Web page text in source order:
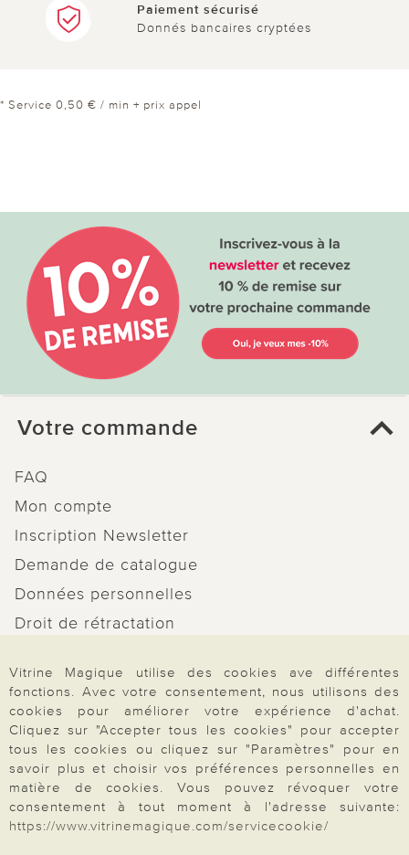
Paiement sécurisé
Donnés bancaires cryptées
* Service 0,50 € / min + prix appel
Votre commande
FAQ
Mon compte
Inscription Newsletter
Demande de catalogue
Données personnelles
Droit de rétractation
Paiement & Livraison
À propos de nous
Vitrine Magique utilise des cookies ave différentes
fonctions. Avec votre consentement, nous utilisons des
cookies pour améliorer votre expérience d'achat.
Cliquez sur "Accepter tous les cookies" pour accepter
tous les cookies ou cliquez sur "Paramètres" pour en
savoir plus et choisir vos préférences personnelles en
matière de cookies. Vous pouvez révoquer votre
consentement à tout moment à l'adresse suivante:
https://www.vitrinemagique.com/servicecookie/